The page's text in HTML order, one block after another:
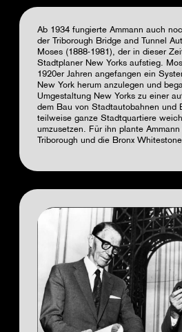
Ab 1934 fungierte Ammann auch
der Triborough Bridge and Tunnel
Moses (1888-1981), der in dieser
Stadtplaner New Yorks aufstieg.
1920er Jahren angefangen ein
New York herum anzulegen und
Umgestaltung New Yorks zu einer
dem Bau von Stadtautobahnen und
teilweise ganze Stadtquartiere
umzusetzen. Für ihn plante
Triborough und die Bronx